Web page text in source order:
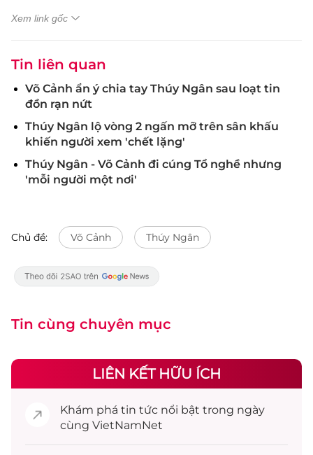
Xem link gốc
Tin liên quan
Võ Cảnh ẩn ý chia tay Thúy Ngân sau loạt tin
đồn rạn nứt
Thúy Ngân lộ vòng 2 ngấn mỡ trên sân khấu
khiến người xem 'chết lặng'
Thúy Ngân - Võ Cảnh đi cúng Tổ nghề nhưng
'mỗi người một nơi'
Chủ đề: Võ Cảnh Thúy Ngân
Tin cùng chuyên mục
LIÊN KẾT HỮU ÍCH
Khám phá tin tức nổi bật trong ngày
cùng VietNamNet